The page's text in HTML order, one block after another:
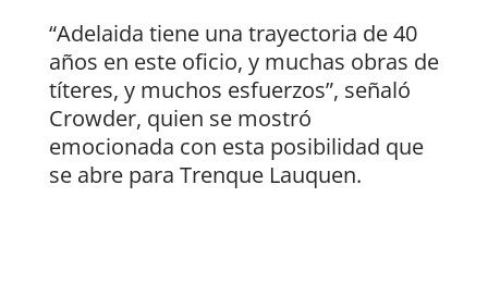
“Adelaida tiene una trayectoria de 40
años en este oficio, y muchas obras de
títeres, y muchos esfuerzos”, señaló
Crowder, quien se mostró
emocionada con esta posibilidad que
se abre para Trenque Lauquen.